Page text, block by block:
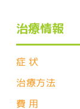
治療情報
症 状
治療方法
費 用